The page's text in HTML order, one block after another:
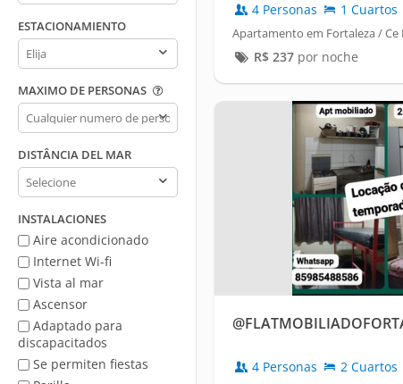
ESTACIONAMIENTO
Estacionamiento
MAXIMO DE PERSONAS
Maximo
de
personas
DISTÂNCIA DEL MAR
Distância
del
mar
INSTALACIONES
Aire acondicionado
Internet Wi-fi
Vista al mar
Ascensor
Adaptado para
discapacitados
Se permiten fiestas
4 Personas 1 Cuartos
Apartamento em Fortaleza / Ce
R$ 237por noche
4 Personas 2 Cuartos